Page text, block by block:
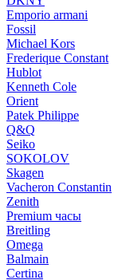
Emporio armani
Fossil
Michael Kors
Frederique Constant
Hublot
Kenneth Cole
Orient
Patek Philippe
Q&Q
Seiko
SOKOLOV
Skagen
Vacheron Constantin
Zenith
Premium часы
Breitling
Omega
Balmain
Certina